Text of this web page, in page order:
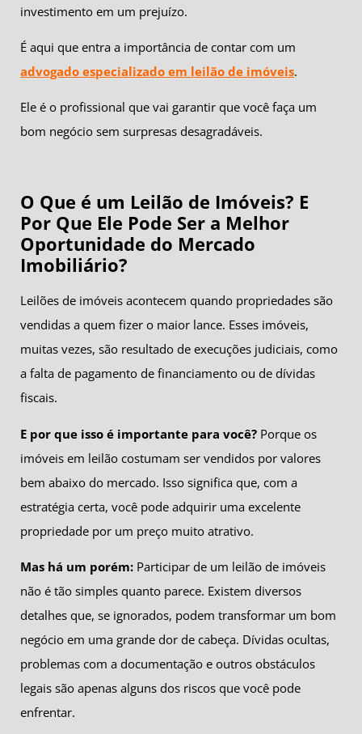
investimento em um prejuízo.
É aqui que entra a importância de contar com um
advogado especializado em leilão de imóveis.
Ele é o profissional que vai garantir que você faça um
bom negócio sem surpresas desagradáveis.
O Que é um Leilão de Imóveis? E
Por Que Ele Pode Ser a Melhor
Oportunidade do Mercado
Imobiliário?
Leilões de imóveis acontecem quando propriedades são
vendidas a quem fizer o maior lance. Esses imóveis,
muitas vezes, são resultado de execuções judiciais, como
a falta de pagamento de financiamento ou de dívidas
fiscais.
E por que isso é importante para você? Porque os
imóveis em leilão costumam ser vendidos por valores
bem abaixo do mercado. Isso significa que, com a
estratégia certa, você pode adquirir uma excelente
propriedade por um preço muito atrativo.
Mas há um porém: Participar de um leilão de imóveis
não é tão simples quanto parece. Existem diversos
detalhes que, se ignorados, podem transformar um bom
negócio em uma grande dor de cabeça. Dívidas ocultas,
problemas com a documentação e outros obstáculos
legais são apenas alguns dos riscos que você pode
enfrentar.